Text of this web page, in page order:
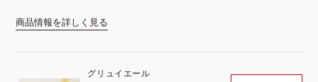
商品情報を詳しく見る
グリュイエール